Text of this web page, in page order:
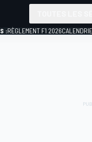
:RÈGLEMENT F1 2026